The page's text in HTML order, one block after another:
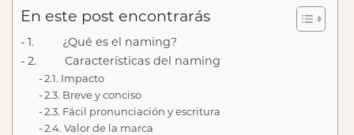
En este post encontrarás
1. ¿Qué es el naming?
2. Características del naming
2.1. Impacto
2.3. Breve y conciso
2.3. Fácil pronunciación y escritura
2.4. Valor de la marca